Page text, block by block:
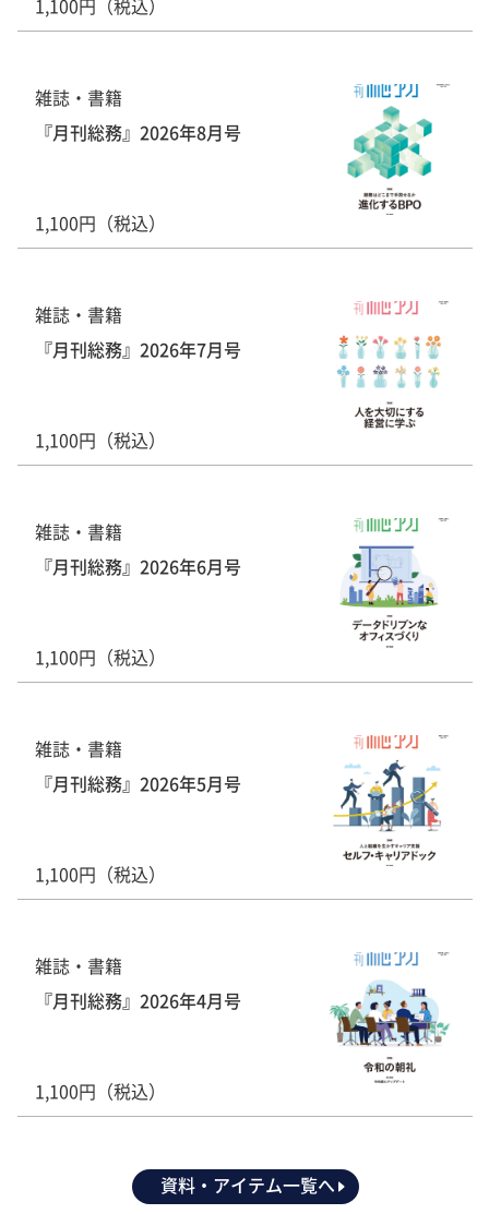
雑誌・書籍
『月刊総務』2026年8月号
1,100円（税込）
雑誌・書籍
『月刊総務』2026年7月号
1,100円（税込）
雑誌・書籍
『月刊総務』2026年6月号
1,100円（税込）
雑誌・書籍
『月刊総務』2026年5月号
1,100円（税込）
雑誌・書籍
『月刊総務』2026年4月号
1,100円（税込）
資料・アイテム一覧へ